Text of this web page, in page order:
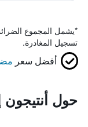
*يشمل المجموع
تسجيل المغادرة.
أفضل سعر
حول